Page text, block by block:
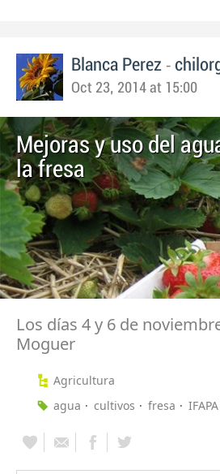
Blanca Perez -
Oct 23, 2014 at 15:00
Mejoras y uso del
la fresa
Los días 4 y 6 de
Moguer
Agricultura
agua
cultivos fresa IFAPA